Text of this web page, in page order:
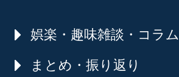
娯楽・趣味雑談・コラム
まとめ・振り返り